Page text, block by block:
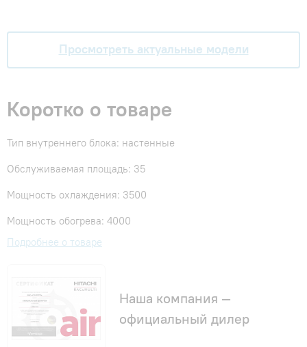
Просмотреть актуальные модели
Коротко о товаре
Тип внутреннего блока: настенные
Обслуживаемая площадь: 35
Мощность охлаждения: 3500
Мощность обогрева: 4000
Подробнее о товаре
Наша компания —
официальный дилер